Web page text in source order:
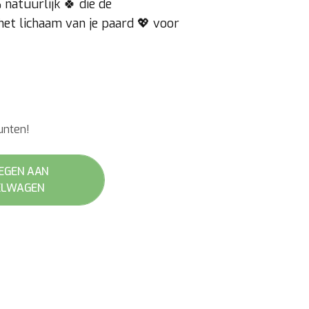
🍀 die de
lichaam van je paard 💖 voor
AAN